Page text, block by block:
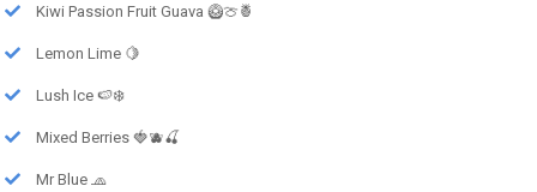
Kiwi Passion Fruit Guava 🥝🍈🍍
Lemon Lime 🍋
Lush Ice 🍉❄️
Mixed Berries 🍓🫐🍒
Mr Blue 🧢